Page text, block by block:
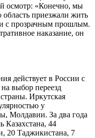
осмотр: «Конечно, мы
приезжали жить
с прозрачным прошлым.
наказание, он
действует в России с
выбор переезд
Иркутская
у
Молдавии. За два года
Казахстана, 44
20 Таджикистана, 7